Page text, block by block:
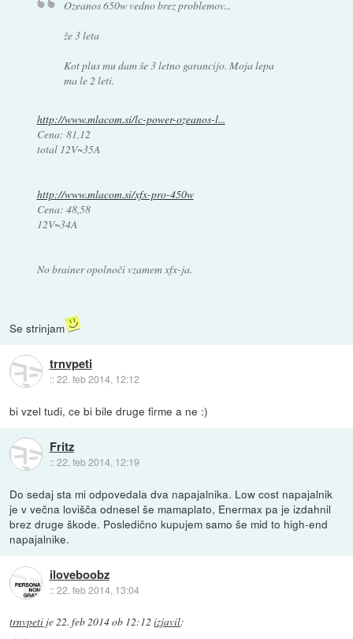
Ozeanos 650w vedno brez problemov...
že 3 leta
Kot plus mu dam še 3 letno garancijo. Moja lepa
ma le 2 leti.
http://www.mlacom.si/lc-power-ozeanos-l...
Cena: 81,12
total 12V~35A
http://www.mlacom.si/xfx-pro-450w
Cena: 48,58
12V~34A
No brainer opolnoči vzamem xfx-ja.
Se strinjam
trnvpeti
::22. feb 2014, 12:12
bi vzel tudi, ce bi bile druge firme a ne :)
Fritz
::22. feb 2014, 12:19
Do sedaj sta mi odpovedala dva napajalnika. Low cost napajalnik
je v večna lovišča odnesel še mamaplato, Enermax pa je izdahnil
brez druge škode. Posledično kupujem samo še mid to high-end
napajalnike.
iloveboobz
::22. feb 2014, 13:04
trnvpeti je22. feb 2014 ob 12:12 izjavil: